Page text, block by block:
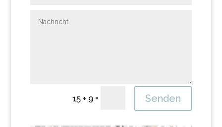
15 + 9 = Senden
Alternative: